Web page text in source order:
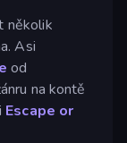
několik
Asi
od
na kontě
Escape or